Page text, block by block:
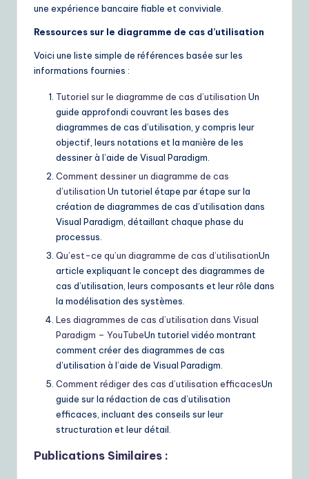
une expérience bancaire fiable et conviviale.
Ressources sur le diagramme de cas d’utilisation
Voici une liste simple de références basée sur les
informations fournies :
Tutoriel sur le diagramme de cas d’utilisation Un
guide approfondi couvrant les bases des
diagrammes de cas d’utilisation, y compris leur
objectif, leurs notations et la manière de les
dessiner à l’aide de Visual Paradigm.
Comment dessiner un diagramme de cas
d’utilisation Un tutoriel étape par étape sur la
création de diagrammes de cas d’utilisation dans
Visual Paradigm, détaillant chaque phase du
processus.
Qu’est-ce qu’un diagramme de cas d’utilisationUn
article expliquant le concept des diagrammes de
cas d’utilisation, leurs composants et leur rôle dans
la modélisation des systèmes.
Les diagrammes de cas d’utilisation dans Visual
Paradigm – YouTubeUn tutoriel vidéo montrant
comment créer des diagrammes de cas
d’utilisation à l’aide de Visual Paradigm.
Comment rédiger des cas d’utilisation efficacesUn
guide sur la rédaction de cas d’utilisation
efficaces, incluant des conseils sur leur
structuration et leur détail.
Publications Similaires :